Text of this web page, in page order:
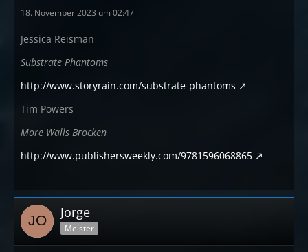
18. November 2023 um 02:47
Jessica Reisman
Substrate Phantoms
http://www.storyrain.com/substrate-phantoms
Tim Powers
More Walls Brocken
http://www.publishersweekly.com/9781596068865
Jorge
Meister